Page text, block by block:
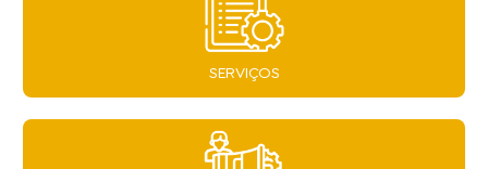
SERVIÇOS